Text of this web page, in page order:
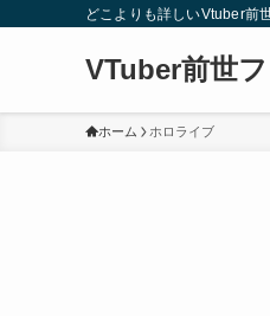
どこよりも詳しいVtuber前
VTuber前世
ホーム ホロライブ